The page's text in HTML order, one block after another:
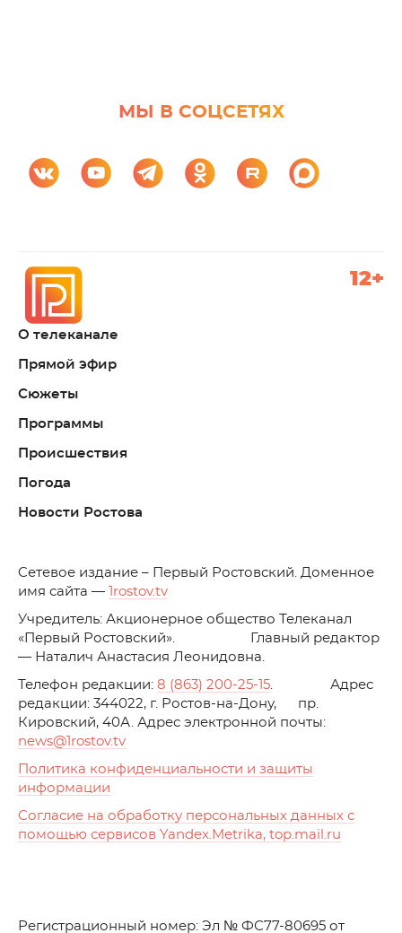
МЫ В СОЦСЕТЯХ
О телеканале
Прямой эфир
Сюжеты
Программы
Происшествия
Погода
Новости Ростова
12+
Cетевое издание – Первый Ростовский. Доменное
имя сайта —
1rostov.tv
Учредитель: Акционерное общество Телеканал
«Первый Ростовский». Главный редактор
— Наталич Анастасия Леонидовна.
Телефон редакции: 8 (863) 200-25-15. Адрес
редакции: 344022, г. Ростов-на-Дону, пр.
Кировский, 40А. Адрес электронной почты:
news@1rostov.tv
Политика конфиденциальности и защиты
информации
Согласие на обработку персональных данных с
помощью сервисов Yandex.Metrika, top.mail.ru
Регистрационный номер: Эл № ФС77-80695 от